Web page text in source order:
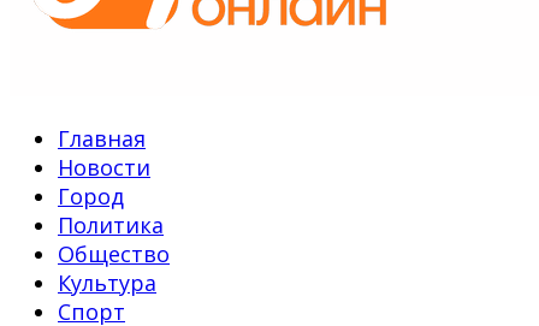
Главная
Новости
Город
Политика
Общество
Культура
Спорт